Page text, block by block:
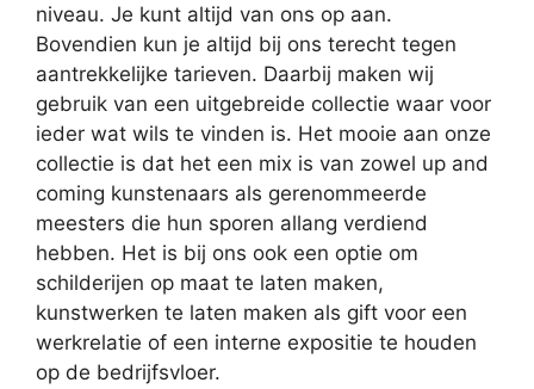
niveau. Je kunt altijd van ons op aan.
Bovendien kun je altijd bij ons terecht tegen
aantrekkelijke tarieven. Daarbij maken wij
gebruik van een uitgebreide collectie waar voor
ieder wat wils te vinden is. Het mooie aan onze
collectie is dat het een mix is van zowel up and
coming kunstenaars als gerenommeerde
meesters die hun sporen allang verdiend
hebben. Het is bij ons ook een optie om
schilderijen op maat te laten maken,
kunstwerken te laten maken als gift voor een
werkrelatie of een interne expositie te houden
op de bedrijfsvloer.